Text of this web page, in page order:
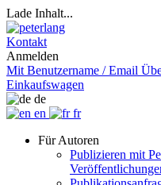
Lade Inhalt...
Kontakt
Anmelden
Mit Benutzername / Email
Einkaufswagen
de
en
fr
Für Autoren
Publizieren mit